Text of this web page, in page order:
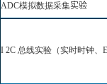
ADC模拟数据采集实验
I 2C 总线实验（实时时钟、